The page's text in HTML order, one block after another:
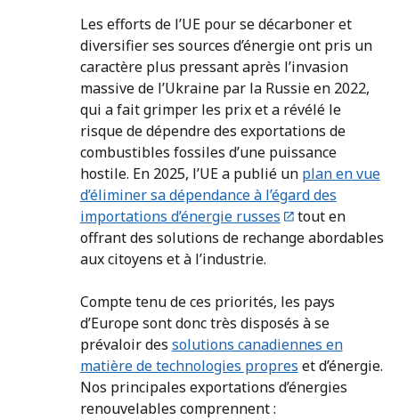
Les efforts de l’UE pour se décarboner et
diversifier ses sources d’énergie ont pris un
caractère plus pressant après l’invasion
massive de l’Ukraine par la Russie en 2022,
qui a fait grimper les prix et a révélé le
risque de dépendre des exportations de
combustibles fossiles d’une puissance
hostile. En 2025, l’UE a publié un plan en vue
d’éliminer sa dépendance à l’égard des
importations d’énergie russes
tout en
offrant des solutions de rechange abordables
aux citoyens et à l’industrie.
Compte tenu de ces priorités, les pays
d’Europe sont donc très disposés à se
prévaloir des solutions canadiennes en
matière de technologies propres et d’énergie.
Nos principales exportations d’énergies
renouvelables comprennent :